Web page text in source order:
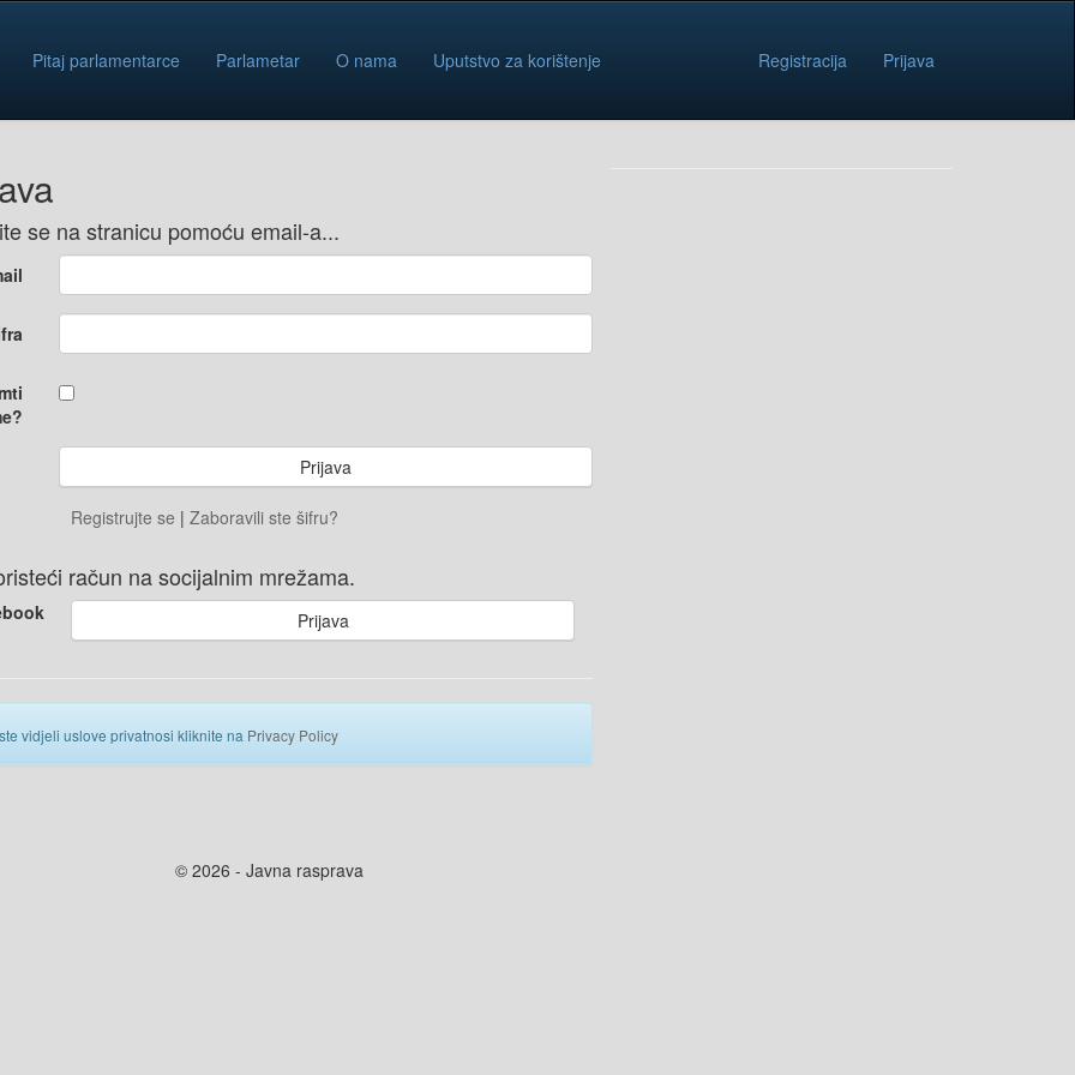
Pitaj parlamentarce Parlametar O nama Uputstvo za korištenje Registracija Prijava
se na stranicu pomoću email-a...
Registrujte se | Zaboravili ste šifru?
račun na socijalnim mrežama.
Prijava
vidjeli uslove privatnosi kliknite na Privacy Policy
© 2026 - Javna rasprava